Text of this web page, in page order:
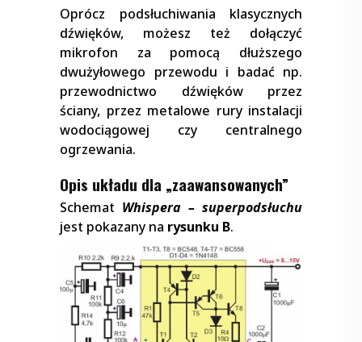
Oprócz podsłuchiwania klasycznych
dźwięków, możesz też dołączyć
mikrofon za pomocą dłuższego
dwużyłowego przewodu i badać np.
przewodnictwo dźwięków przez
ściany, przez metalowe rury instalacji
wodociągowej czy centralnego
ogrzewania.
Opis układu dla „zaawansowanych”
Schemat Whispera – superpodsłuchu
jest pokazany na rysunku B.